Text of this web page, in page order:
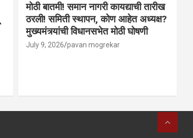
मोठी बातमी! समान नागरी कायद्याची तारीख
ठरली! समिती स्थापन, कोण आहेत अध्यक्ष?
मुख्यमंत्र्यांची विधानसभेत मोठी घोषणी
July 9, 2026 pavan mogrekar